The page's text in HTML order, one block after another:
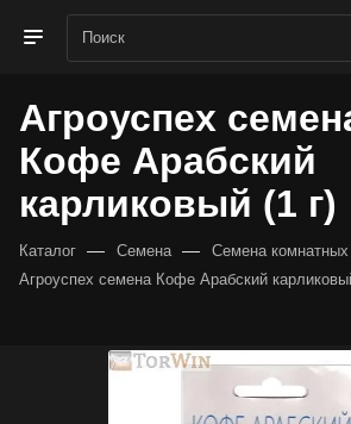
Агроуспех
Кофе Арабский
карликовый (1 г)
Каталог — Семена — Семена комнатных
Агроуспех семена Кофе Арабский